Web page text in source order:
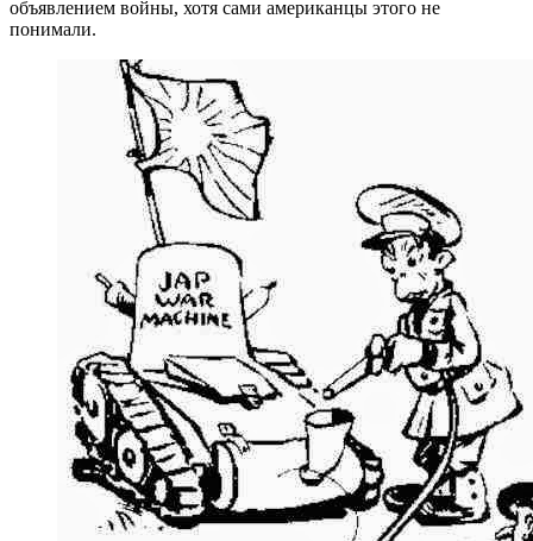
объявлением войны, хотя сами американцы этого не
понимали.